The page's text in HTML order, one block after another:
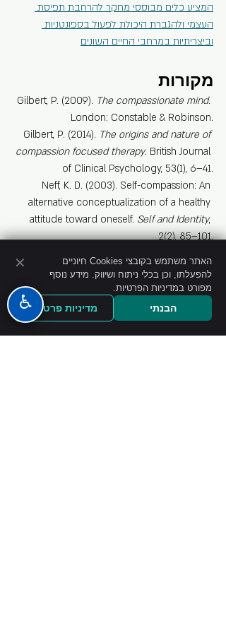
המציע כלים מבוססי מחקר להרחבת תפיסת
העצמי ולהגברת היכולת לפעול בספונטניות
וביצריתיות במרחבי החיים השונים
מקורות
Gilbert, P. (2009). The compassionate mind.
London: Constable & Robinson.
Gilbert, P. (2014). The origins and nature of
compassion focused therapy. British Journal
of Clinical Psychology, 53(1), 6–41.
Neff, K. D. (2003). Self-compassion: An
alternative conceptualization of a healthy
attitude toward oneself. Self and Identity,
2(2), 85–101.
study and randomized controlled trial of the
Mindful Self‐Compassion program. Journal
of Clinical Psychology, 69(1), 28–44.
פסיכודרמהחמלהאמפתיהטיפול קבוצתי
♿
✕
האתר משתמש בקובצי Cookies חיוניים
להפעלתו, וכן בכלי ניתוח ושיווק. מידע נוסף
מפורט במדיניות הפרטיות.
הבנתי מדיניות פרטיות